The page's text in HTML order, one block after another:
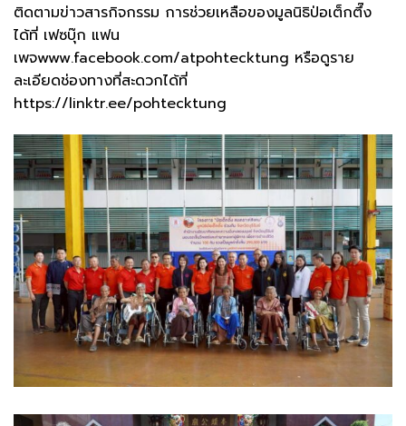
ติดตามข่าวสารกิจกรรม การช่วยเหลือของมูลนิธิป่อเต็กตึ๊ง
ได้ที่ เฟซบุ๊ก แฟน
เพจwww.facebook.com/atpohtecktung หรือดูราย
ละเอียดช่องทางที่สะดวกได้ที่
https://linktr.ee/pohtecktung